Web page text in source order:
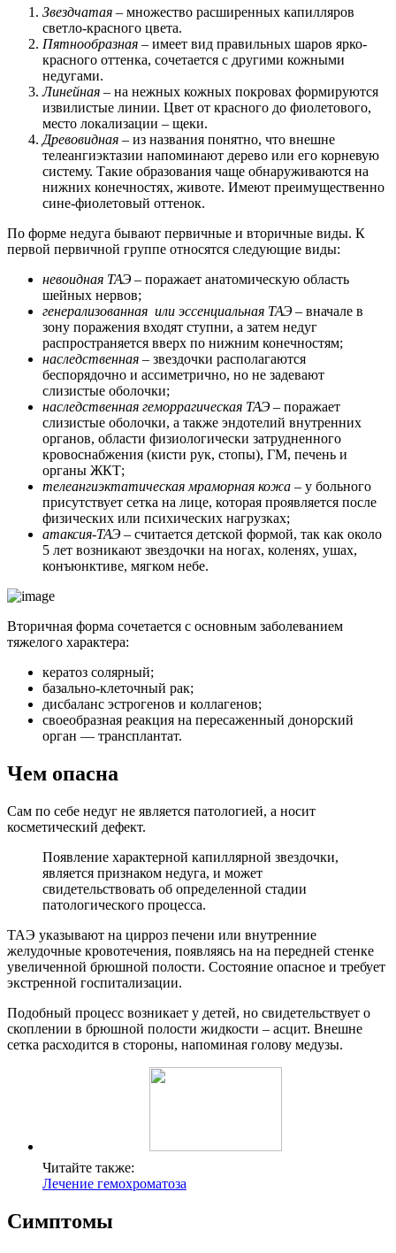
Звездчатая – множество расширенных капилляров
светло-красного цвета.
Пятнообразная – имеет вид правильных шаров ярко-
красного оттенка, сочетается с другими кожными
недугами.
Линейная – на нежных кожных покровах формируются
извилистые линии. Цвет от красного до фиолетового,
место локализации – щеки.
Древовидная – из названия понятно, что внешне
телеангиэктазии напоминают дерево или его корневую
систему. Такие образования чаще обнаруживаются на
нижних конечностях, животе. Имеют преимущественно
сине-фиолетовый оттенок.
По форме недуга бывают первичные и вторичные виды. К
первой первичной группе относятся следующие виды:
невоидная ТАЭ – поражает анатомическую область
шейных нервов;
генерализованная или эссенциальная ТАЭ – вначале в
зону поражения входят ступни, а затем недуг
распространяется вверх по нижним конечностям;
наследственная – звездочки располагаются
беспорядочно и ассиметрично, но не задевают
слизистые оболочки;
наследственная геморрагическая ТАЭ – поражает
слизистые оболочки, а также эндотелий внутренних
органов, области физиологически затрудненного
кровоснабжения (кисти рук, стопы), ГМ, печень и
органы ЖКТ;
телеангиэктатическая мраморная кожа – у больного
присутствует сетка на лице, которая проявляется после
физических или психических нагрузках;
атаксия-ТАЭ – считается детской формой, так как около
5 лет возникают звездочки на ногах, коленях, ушах,
конъюнктиве, мягком небе.
Вторичная форма сочетается с основным заболеванием
тяжелого характера:
кератоз солярный;
базально-клеточный рак;
дисбаланс эстрогенов и коллагенов;
своеобразная реакция на пересаженный донорский
орган — трансплантат.
Чем опасна
Сам по себе недуг не является патологией, а носит
косметический дефект.
Появление характерной капиллярной звездочки,
является признаком недуга, и может
свидетельствовать об определенной стадии
патологического процесса.
ТАЭ указывают на цирроз печени или внутренние
желудочные кровотечения, появляясь на на передней стенке
увеличенной брюшной полости. Состояние опасное и требует
экстренной госпитализации.
Подобный процесс возникает у детей, но свидетельствует о
скоплении в брюшной полости жидкости – асцит. Внешне
сетка расходится в стороны, напоминая голову медузы.
Читайте также:
Лечение гемохроматоза
Симптомы